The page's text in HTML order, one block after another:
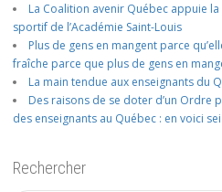
La Coalition avenir Québec appuie
sportif de l’Académie Saint-Louis
Plus de gens en mangent parce
fraîche parce que plus de gens en
La main tendue aux enseignants du
Des raisons de se doter d’un Ordre
des enseignants au Québec : en voici
Rechercher